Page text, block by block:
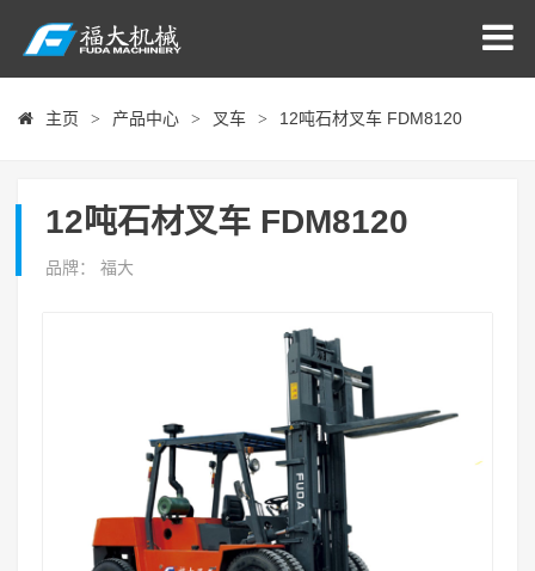
主页 > 产品中心 > 叉车 > 12吨石材叉车 FDM8120
12吨石材叉车 FDM8120
品牌： 福大